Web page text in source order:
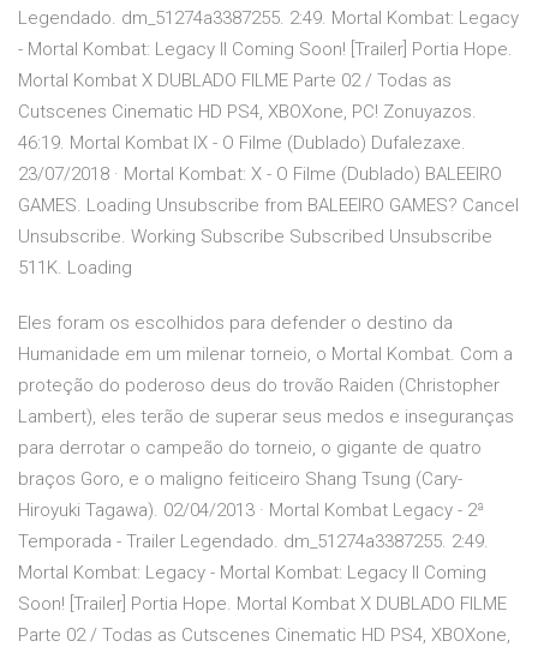
Legendado. dm_51274a3387255. 2:49. Mortal Kombat: Legacy
- Mortal Kombat: Legacy II Coming Soon! [Trailer] Portia Hope.
Mortal Kombat X DUBLADO FILME Parte 02 / Todas as
Cutscenes Cinematic HD PS4, XBOXone, PC! Zonuyazos.
46:19. Mortal Kombat IX - O Filme (Dublado) Dufalezaxe.
23/07/2018 · Mortal Kombat: X - O Filme (Dublado) BALEEIRO
GAMES. Loading Unsubscribe from BALEEIRO GAMES? Cancel
Unsubscribe. Working Subscribe Subscribed Unsubscribe
511K. Loading
Eles foram os escolhidos para defender o destino da
Humanidade em um milenar torneio, o Mortal Kombat. Com a
proteção do poderoso deus do trovão Raiden (Christopher
Lambert), eles terão de superar seus medos e inseguranças
para derrotar o campeão do torneio, o gigante de quatro
braços Goro, e o maligno feiticeiro Shang Tsung (Cary-
Hiroyuki Tagawa). 02/04/2013 · Mortal Kombat Legacy - 2ª
Temporada - Trailer Legendado. dm_51274a3387255. 2:49.
Mortal Kombat: Legacy - Mortal Kombat: Legacy II Coming
Soon! [Trailer] Portia Hope. Mortal Kombat X DUBLADO FILME
Parte 02 / Todas as Cutscenes Cinematic HD PS4, XBOXone,